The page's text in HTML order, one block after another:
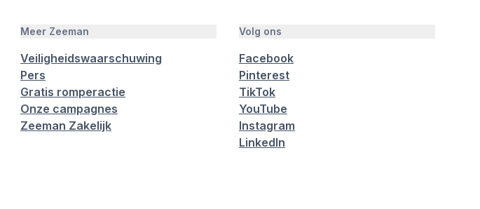
Meer Zeeman
Veiligheidswaarschuwing
Pers
Gratis romperactie
Onze campagnes
Zeeman Zakelijk
Volg ons
Facebook
Pinterest
TikTok
YouTube
Instagram
LinkedIn